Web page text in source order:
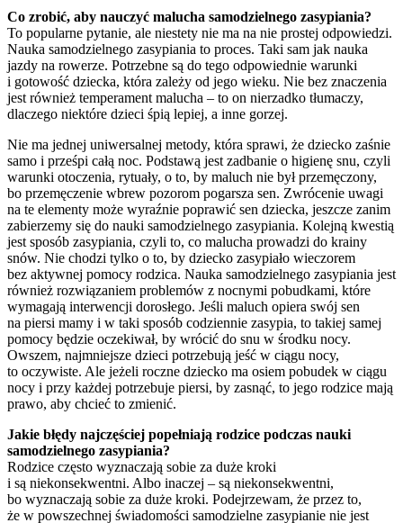
Co zrobić, aby nauczyć malucha samodzielnego zasypiania?
To popularne pytanie, ale niestety nie ma na nie prostej odpowiedzi.
Nauka samodzielnego zasypiania to proces. Taki sam jak nauka
jazdy na rowerze. Potrzebne są do tego odpowiednie warunki
i gotowość dziecka, która zależy od jego wieku. Nie bez znaczenia
jest również temperament malucha – to on nierzadko tłumaczy,
dlaczego niektóre dzieci śpią lepiej, a inne gorzej.
Nie ma jednej uniwersalnej metody, która sprawi, że dziecko zaśnie
samo i prześpi całą noc. Podstawą jest zadbanie o higienę snu, czyli
warunki otoczenia, rytuały, o to, by maluch nie był przemęczony,
bo przemęczenie wbrew pozorom pogarsza sen. Zwrócenie uwagi
na te elementy może wyraźnie poprawić sen dziecka, jeszcze zanim
zabierzemy się do nauki samodzielnego zasypiania. Kolejną kwestią
jest sposób zasypiania, czyli to, co malucha prowadzi do krainy
snów. Nie chodzi tylko o to, by dziecko zasypiało wieczorem
bez aktywnej pomocy rodzica. Nauka samodzielnego zasypiania jest
również rozwiązaniem problemów z nocnymi pobudkami, które
wymagają interwencji dorosłego. Jeśli maluch opiera swój sen
na piersi mamy i w taki sposób codziennie zasypia, to takiej samej
pomocy będzie oczekiwał, by wrócić do snu w środku nocy.
Owszem, najmniejsze dzieci potrzebują jeść w ciągu nocy,
to oczywiste. Ale jeżeli roczne dziecko ma osiem pobudek w ciągu
nocy i przy każdej potrzebuje piersi, by zasnąć, to jego rodzice mają
prawo, aby chcieć to zmienić.
Jakie błędy najczęściej popełniają rodzice podczas nauki
samodzielnego zasypiania?
Rodzice często wyznaczają sobie za duże kroki
i są niekonsekwentni. Albo inaczej – są niekonsekwentni,
bo wyznaczają sobie za duże kroki. Podejrzewam, że przez to,
że w powszechnej świadomości samodzielne zasypianie nie jest